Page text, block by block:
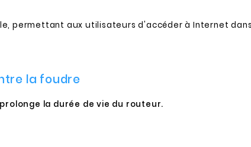
permettant aux utilisateurs d'accéder à Internet
la foudre
la durée de vie du routeur.